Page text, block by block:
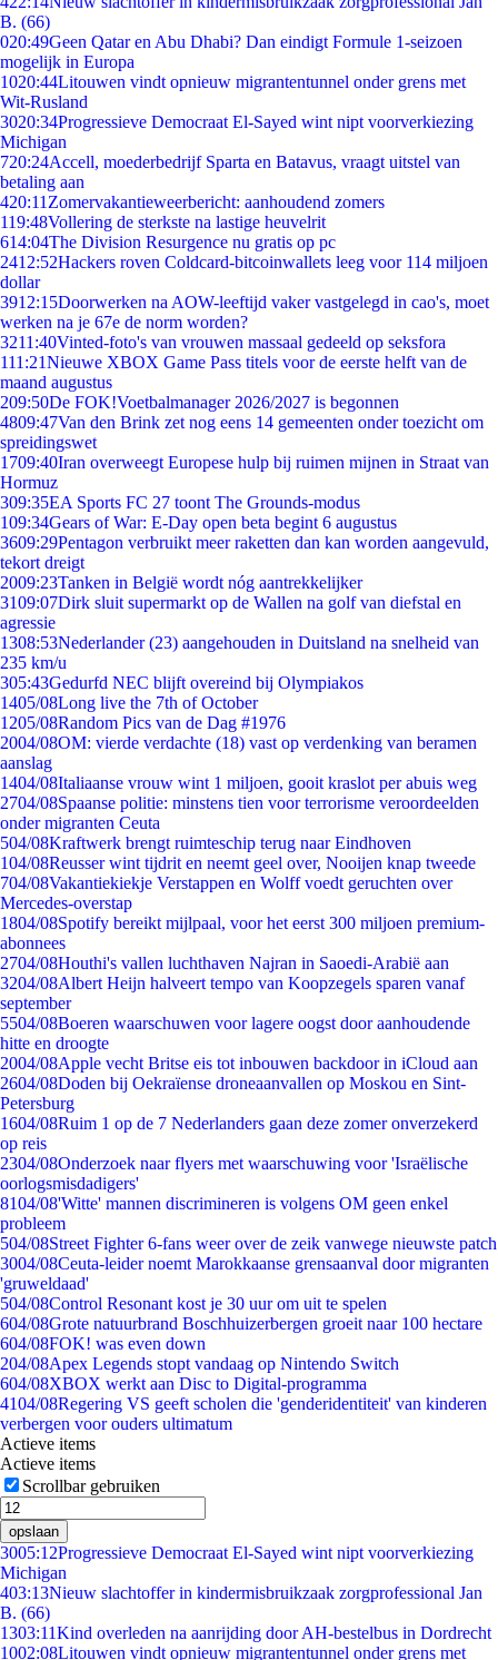
B. (66)
020:49Geen Qatar en Abu Dhabi? Dan eindigt Formule 1-seizoen
mogelijk in Europa
1020:44Litouwen vindt opnieuw migrantentunnel onder grens met
Wit-Rusland
3020:34Progressieve Democraat El-Sayed wint nipt voorverkiezing
Michigan
720:24Accell, moederbedrijf Sparta en Batavus, vraagt uitstel van
betaling aan
420:11 Zomervakantieweerbericht: aanhoudend zomers
119:48Vollering de sterkste na lastige heuvelrit
614:04The Division Resurgence nu gratis op pc
2412:52Hackers roven Coldcard-bitcoinwallets leeg voor 114 miljoen
dollar
3912:15Doorwerken na AOW-leeftijd vaker vastgelegd in cao's, moet
werken na je 67e de norm worden?
3211:40Vinted-foto's van vrouwen massaal gedeeld op seksfora
111:21Nieuwe XBOX Game Pass titels voor de eerste helft van de
maand augustus
209:50De FOK!Voetbalmanager 2026/2027 is begonnen
4809:47Van den Brink zet nog eens 14 gemeenten onder toezicht om
spreidingswet
1709:40Iran overweegt Europese hulp bij ruimen mijnen in Straat van
Hormuz
309:35EA Sports FC 27 toont The Grounds-modus
109:34Gears of War: E-Day open beta begint 6 augustus
3609:29Pentagon verbruikt meer raketten dan kan worden aangevuld,
tekort dreigt
2009:23Tanken in België wordt nóg aantrekkelijker
3109:07Dirk sluit supermarkt op de Wallen na golf van diefstal en
agressie
1308:53Nederlander (23) aangehouden in Duitsland na snelheid van
235 km/u
305:43Gedurfd NEC blijft overeind bij Olympiakos
1405/08Long live the 7th of October
1205/08Random Pics van de Dag #1976
2004/08OM: vierde verdachte (18) vast op verdenking van beramen
aanslag
1404/08Italiaanse vrouw wint 1 miljoen, gooit kraslot per abuis weg
2704/08Spaanse politie: minstens tien voor terrorisme veroordeelden
onder migranten Ceuta
504/08Kraftwerk brengt ruimteschip terug naar Eindhoven
104/08Reusser wint tijdrit en neemt geel over, Nooijen knap tweede
704/08Vakantiekiekje Verstappen en Wolff voedt geruchten over
Mercedes-overstap
1804/08Spotify bereikt mijlpaal, voor het eerst 300 miljoen premium-
abonnees
2704/08Houthi's vallen luchthaven Najran in Saoedi-Arabië aan
3204/08Albert Heijn halveert tempo van Koopzegels sparen vanaf
september
5504/08Boeren waarschuwen voor lagere oogst door aanhoudende
hitte en droogte
2004/08Apple vecht Britse eis tot inbouwen backdoor in iCloud aan
2604/08Doden bij Oekraïense droneaanvallen op Moskou en Sint-
Petersburg
1604/08Ruim 1 op de 7 Nederlanders gaan deze zomer onverzekerd
op reis
2304/08Onderzoek naar flyers met waarschuwing voor 'Israëlische
oorlogsmisdadigers'
8104/08'Witte' mannen discrimineren is volgens OM geen enkel
probleem
504/08Street Fighter 6-fans weer over de zeik vanwege nieuwste patch
3004/08Ceuta-leider noemt Marokkaanse grensaanval door migranten
'gruweldaad'
504/08Control Resonant kost je 30 uur om uit te spelen
604/08Grote natuurbrand Boschhuizerbergen groeit naar 100 hectare
604/08FOK! was even down
204/08Apex Legends stopt vandaag op Nintendo Switch
604/08XBOX werkt aan Disc to Digital-programma
4104/08Regering VS geeft scholen die 'genderidentiteit' van kinderen
verbergen voor ouders ultimatum
Actieve items
Actieve items
Scrollbar gebruiken
opslaan
3005:12Progressieve Democraat El-Sayed wint nipt voorverkiezing
Michigan
403:13Nieuw slachtoffer in kindermisbruikzaak zorgprofessional Jan
B. (66)
1303:11Kind overleden na aanrijding door AH-bestelbus in Dordrecht
1002:08Litouwen vindt opnieuw migrantentunnel onder grens met